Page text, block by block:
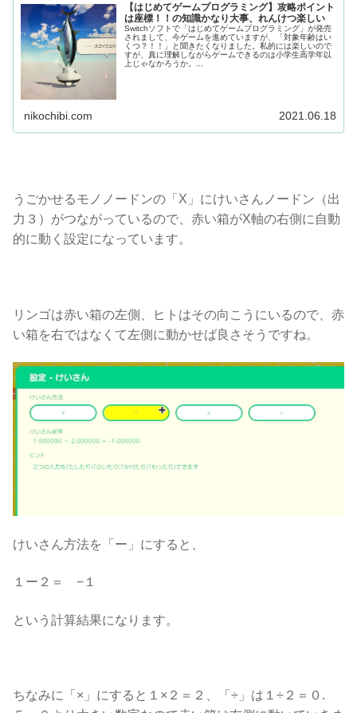
【はじめてゲームプログラミング】攻略ポイント
は座標！！の知識かなり大事、れんけつ楽しい
Switchソフトで「はじめてゲームプログラミング」が発売
されまして、今ゲームを進めていますが、「対象年齢はい
くつ？！！」と聞きたくなりました。私的には楽しいので
すが、真に理解しながらゲームできるのは小学生高学年以
上じゃなかろうか。...
nikochibi.com 2021.06.18
うごかせるモノノードンの「X」にけいさんノードン（出
力３）がつながっているので、赤い箱がX軸の右側に自動
的に動く設定になっています。
リンゴは赤い箱の左側、ヒトはその向こうにいるので、赤
い箱を右ではなくて左側に動かせば良さそうですね。
けいさん方法を「ー」にすると、
１ー２＝ −１
という計算結果になります。
ちなみに「×」にすると１×２＝２、「÷」は１÷２＝０.